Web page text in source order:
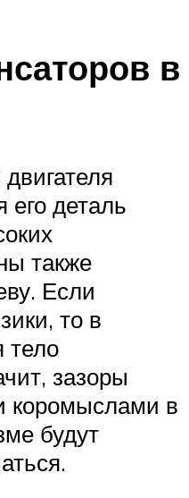
в
его деталь
также
Если
то в
тело
зазоры
коромыслами в
будут